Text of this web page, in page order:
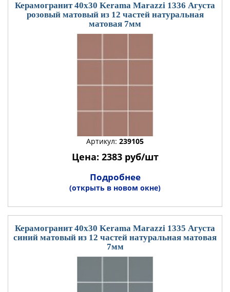
Керамогранит 40x30 Kerama Marazzi 1336 Агуста
розовый матовый из 12 частей натуральная
матовая 7мм
Артикул: 239105
Цена: 2383 руб/шт
Подробнее
(открыть в новом окне)
Керамогранит 40x30 Kerama Marazzi 1335 Агуста
синий матовый из 12 частей натуральная матовая
7мм